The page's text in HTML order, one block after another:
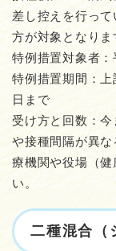
差し控えを行っ
方が対象となりま
特例措置対象者
特例措置期間：
日まで
受け方と回数：
や接種間隔が異な
療機関や役場（
い。
二種混合（